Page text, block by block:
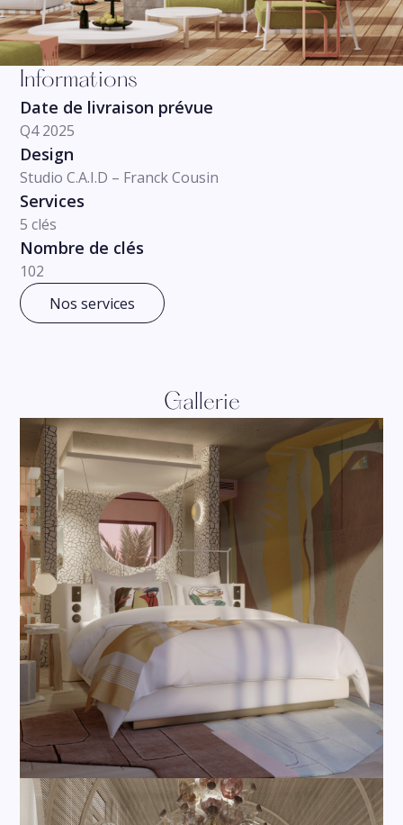
Informations
Date de livraison prévue
Q4 2025
Design
Studio C.A.I.D – Franck Cousin
Services
5 clés
Nombre de clés
102
Nos services
Gallerie